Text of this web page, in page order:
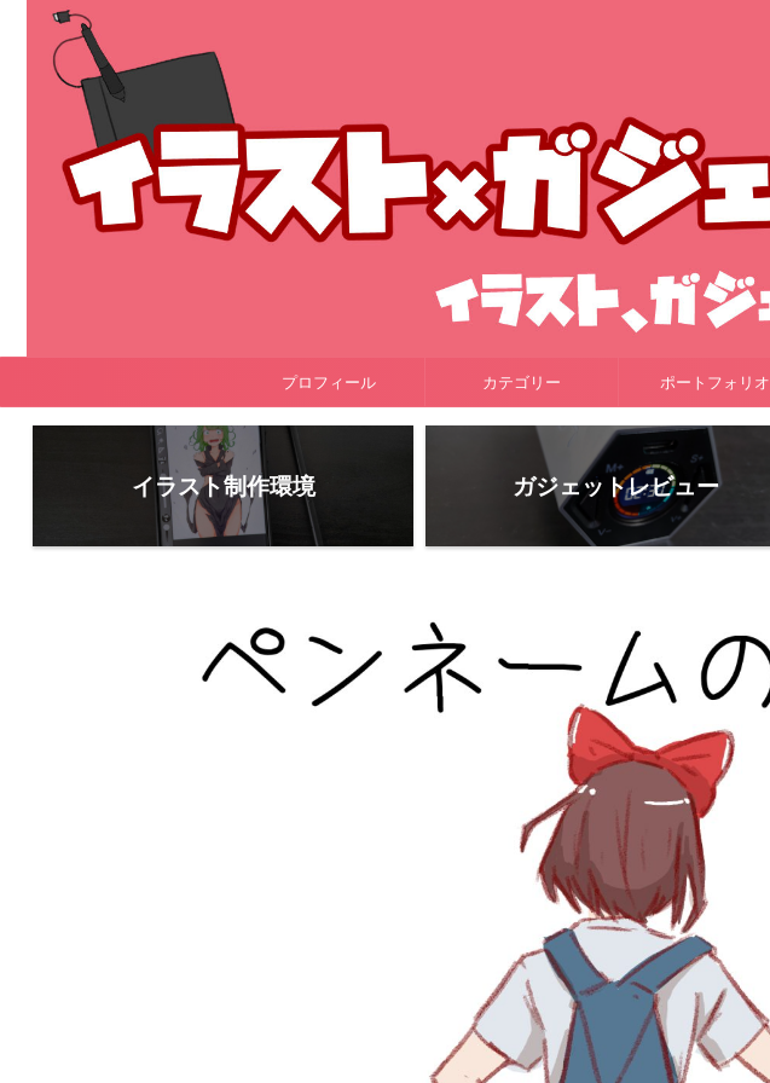
プロフィール カテゴリー ポートフォリオ
イラスト制作環境 ガジェットレビュー